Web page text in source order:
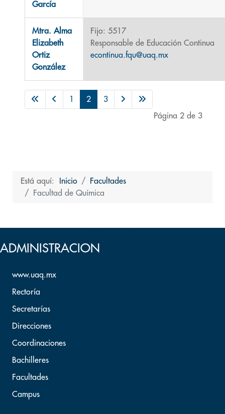
García
Mtra. Alma
Elizabeth
Ortiz
González
Fijo: 5517
Responsable de Educación Continua
econtinua.fqu@uaq.mx
Página 2 de 3
1 2 3
Está aquí: Inicio
Facultades
Facultad de Química
ADMINISTRACION
www.uaq.mx
Rectoría
Secretarías
Direcciones
Coordinaciones
Bachilleres
Facultades
Campus